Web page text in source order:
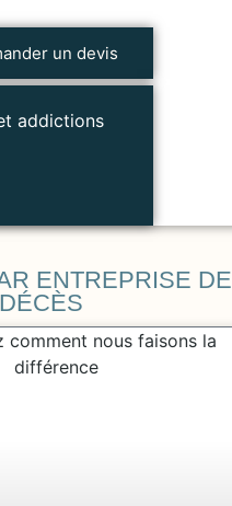
un devis
addictions
ENTREPRISE DE